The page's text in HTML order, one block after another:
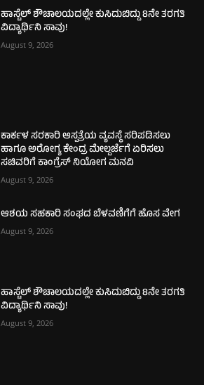
ಹಾಸ್ಟೆಲ್ ಶೌಚಾಲಯದಲ್ಲೇ ಕುಸಿದುಬಿದ್ದು 8ನೇ ತರಗತಿ
ವಿದ್ಯಾರ್ಥಿನಿ ಸಾವು!
August 9, 2026
ಕಾರ್ಕಳ ಸರಕಾರಿ ಆಸ್ಪತ್ರೆಯ ವ್ಯವಸ್ಥೆ ಸರಿಪಡಿಸಲು
ಹಾಗೂ ಅರೋಗ್ಯ ಕೇಂದ್ರ ಮೇಲ್ದರ್ಜೆಗೆ ಏರಿಸಲು
ಸಚಿವರಿಗೆ ಕಾಂಗ್ರೆಸ್ ನಿಯೋಗ ಮನವಿ
August 9, 2026
ಆಶಯ ಸಹಕಾರಿ ಸಂಘದ ಬೆಳವಣಿಗೆಗೆ ಹೊಸ ವೇಗ
August 9, 2026
ಹಾಸ್ಟೆಲ್ ಶೌಚಾಲಯದಲ್ಲೇ ಕುಸಿದುಬಿದ್ದು 8ನೇ ತರಗತಿ
ವಿದ್ಯಾರ್ಥಿನಿ ಸಾವು!
August 9, 2026